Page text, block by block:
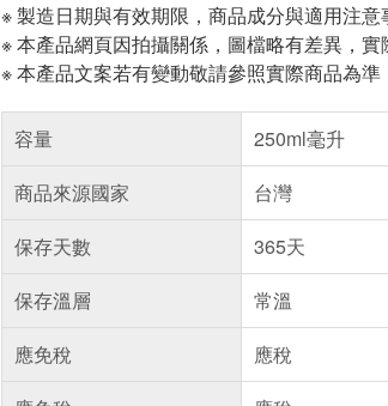
※ 製造日期與有效期限，商品成分與適用注
※ 本產品網頁因拍攝關係，圖檔略有差異，
※ 本產品文案若有變動敬請參照實際商品為準
容量
250ml毫升
商品來源國家
台灣
保存天數
365天
保存溫層
常溫
應免稅
應稅